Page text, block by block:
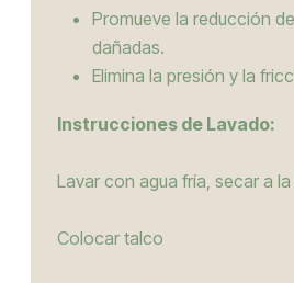
Promueve la reducción
dañadas.
Elimina la presión y la
Instrucciones de Lavado:
Lavar con agua fría, secar a
Colocar talco